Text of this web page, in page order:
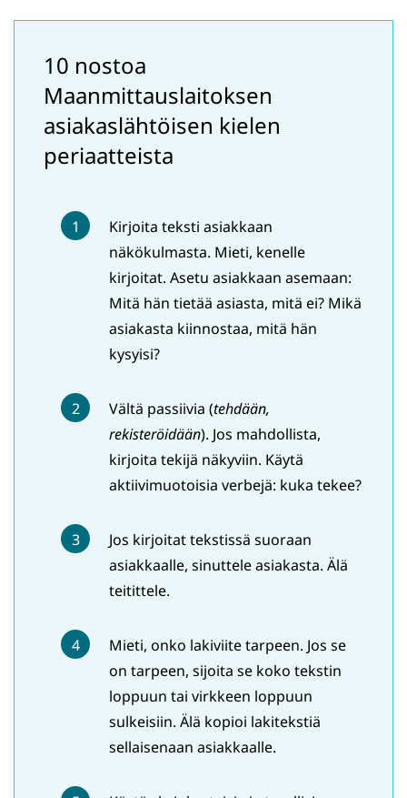
10 nostoa
Maanmittauslaitoksen
asiakaslähtöisen kielen
periaatteista
Kirjoita teksti asiakkaan
näkökulmasta. Mieti, kenelle
kirjoitat. Asetu asiakkaan asemaan:
Mitä hän tietää asiasta, mitä ei? Mikä
asiakasta kiinnostaa, mitä hän
kysyisi?
Vältä passiivia (tehdään,
rekisteröidään). Jos mahdollista,
kirjoita tekijä näkyviin. Käytä
aktiivimuotoisia verbejä: kuka tekee?
Jos kirjoitat tekstissä suoraan
asiakkaalle, sinuttele asiakasta. Älä
teitittele.
Mieti, onko lakiviite tarpeen. Jos se
on tarpeen, sijoita se koko tekstin
loppuun tai virkkeen loppuun
sulkeisiin. Älä kopioi lakitekstiä
sellaisenaan asiakkaalle.